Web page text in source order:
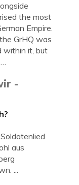
the most
Empire.
GrHQ was
within it, but
-
aus
...